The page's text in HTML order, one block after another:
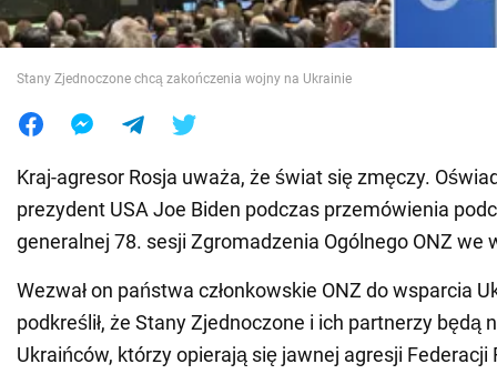
Jedzenie
Stany Zjednoczone chcą zakończenia wojny na Ukrainie
Kraj-agresor Rosja uważa, że świat się zmęczy.
prezydent USA Joe Biden podczas przemówienia
generalnej 78. sesji Zgromadzenia Ogólnego ONZ we
Wezwał on państwa członkowskie ONZ do wsparcia
podkreślił, że Stany Zjednoczone i ich partnerzy będą
Ukraińców, którzy opierają się jawnej agresji Federacji